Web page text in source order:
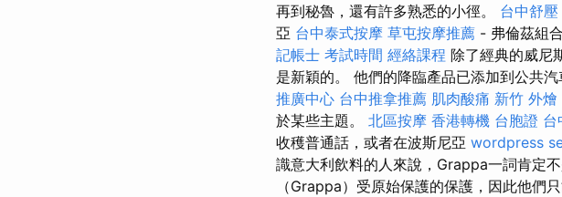
再到秘魯，還有許多熟悉的小徑。 台中舒壓
亞 台中泰式按摩 草屯按摩推薦 - 弗倫茲組
記帳士 考試時間 經絡課程 除了經典的威尼
是新穎的。 他們的降臨產品已添加到公共
推廣中心 台中推拿推薦 肌肉酸痛 新竹 外
於某些主題。 北區按摩 香港轉機 台胞證 台
收穫普通話，或者在波斯尼亞 wordpress
識意大利飲料的人來說，Grappa一詞肯定不
（Grappa）受原始保護的保護，因此他們